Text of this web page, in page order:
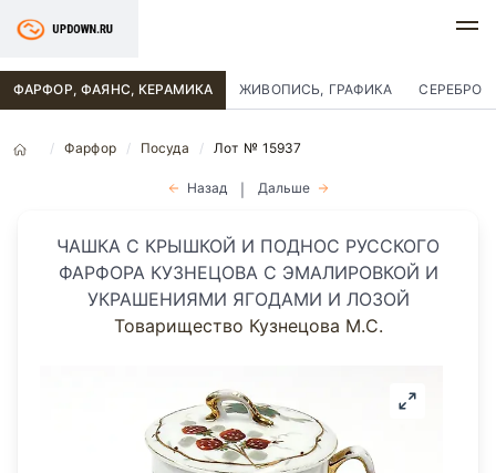
ФАРФОР, ФАЯНС, КЕРАМИКА ЖИВОПИСЬ, ГРАФИКА СЕРЕБРО
Фарфор Посуда Лот № 15937
Назад Дальше
ЧАШКА С КРЫШКОЙ И ПОДНОС РУССКОГО
ФАРФОРА КУЗНЕЦОВА С ЭМАЛИРОВКОЙ И
УКРАШЕНИЯМИ ЯГОДАМИ И ЛОЗОЙ
Товарищество Кузнецова М.С.